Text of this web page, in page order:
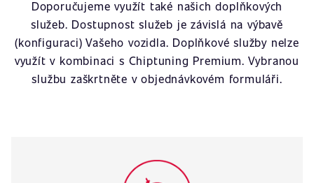
Doporučujeme využít také našich doplňkových
služeb. Dostupnost služeb je závislá na výbavě
(konfiguraci) Vašeho vozidla. Doplňkové služby nelze
využít v kombinaci s Chiptuning Premium. Vybranou
službu zaškrtněte v objednávkovém formuláři.